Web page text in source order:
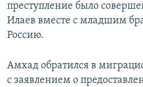
преступление было
Илаев вместе с младшим
Россию.
Амхад обратился в
с заявлением о